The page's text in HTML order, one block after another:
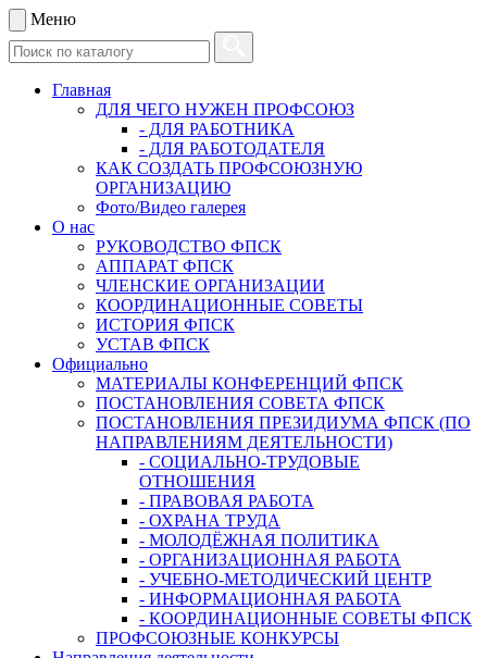
Меню
Главная
ДЛЯ ЧЕГО НУЖЕН ПРОФСОЮЗ
- ДЛЯ РАБОТНИКА
- ДЛЯ РАБОТОДАТЕЛЯ
КАК СОЗДАТЬ ПРОФСОЮЗНУЮ
ОРГАНИЗАЦИЮ
Фото/Видео галерея
О нас
РУКОВОДСТВО ФПСК
АППАРАТ ФПСК
ЧЛЕНСКИЕ ОРГАНИЗАЦИИ
КООРДИНАЦИОННЫЕ СОВЕТЫ
ИСТОРИЯ ФПСК
УСТАВ ФПСК
Официально
МАТЕРИАЛЫ КОНФЕРЕНЦИЙ ФПСК
ПОСТАНОВЛЕНИЯ СОВЕТА ФПСК
ПОСТАНОВЛЕНИЯ ПРЕЗИДИУМА ФПСК (ПО
НАПРАВЛЕНИЯМ ДЕЯТЕЛЬНОСТИ)
- СОЦИАЛЬНО-ТРУДОВЫЕ
ОТНОШЕНИЯ
- ПРАВОВАЯ РАБОТА
- ОХРАНА ТРУДА
- МОЛОДЁЖНАЯ ПОЛИТИКА
- ОРГАНИЗАЦИОННАЯ РАБОТА
- УЧЕБНО-МЕТОДИЧЕСКИЙ ЦЕНТР
- ИНФОРМАЦИОННАЯ РАБОТА
- КООРДИНАЦИОННЫЕ СОВЕТЫ ФПСК
ПРОФСОЮЗНЫЕ КОНКУРСЫ